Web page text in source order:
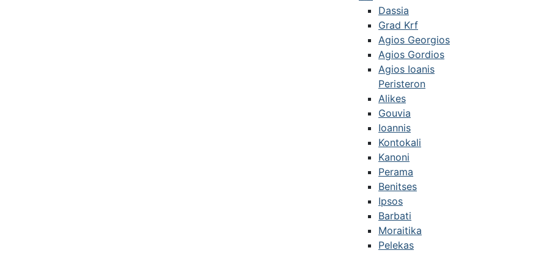
Dassia
Grad Krf
Agios Georgios
Agios Gordios
Agios Ioanis
Peristeron
Alikes
Gouvia
Ioannis
Kontokali
Kanoni
Perama
Benitses
Ipsos
Barbati
Moraitika
Pelekas